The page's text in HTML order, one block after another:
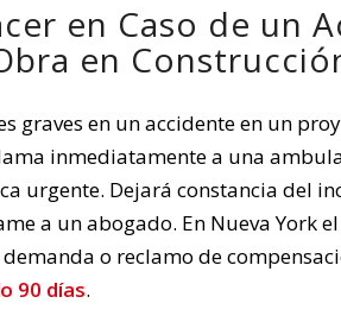
en Caso de un
en
graves en un accidente en un
inmediatamente a una
urgente. Dejará constancia del
a un abogado. En Nueva York
o reclamo de
90 días.